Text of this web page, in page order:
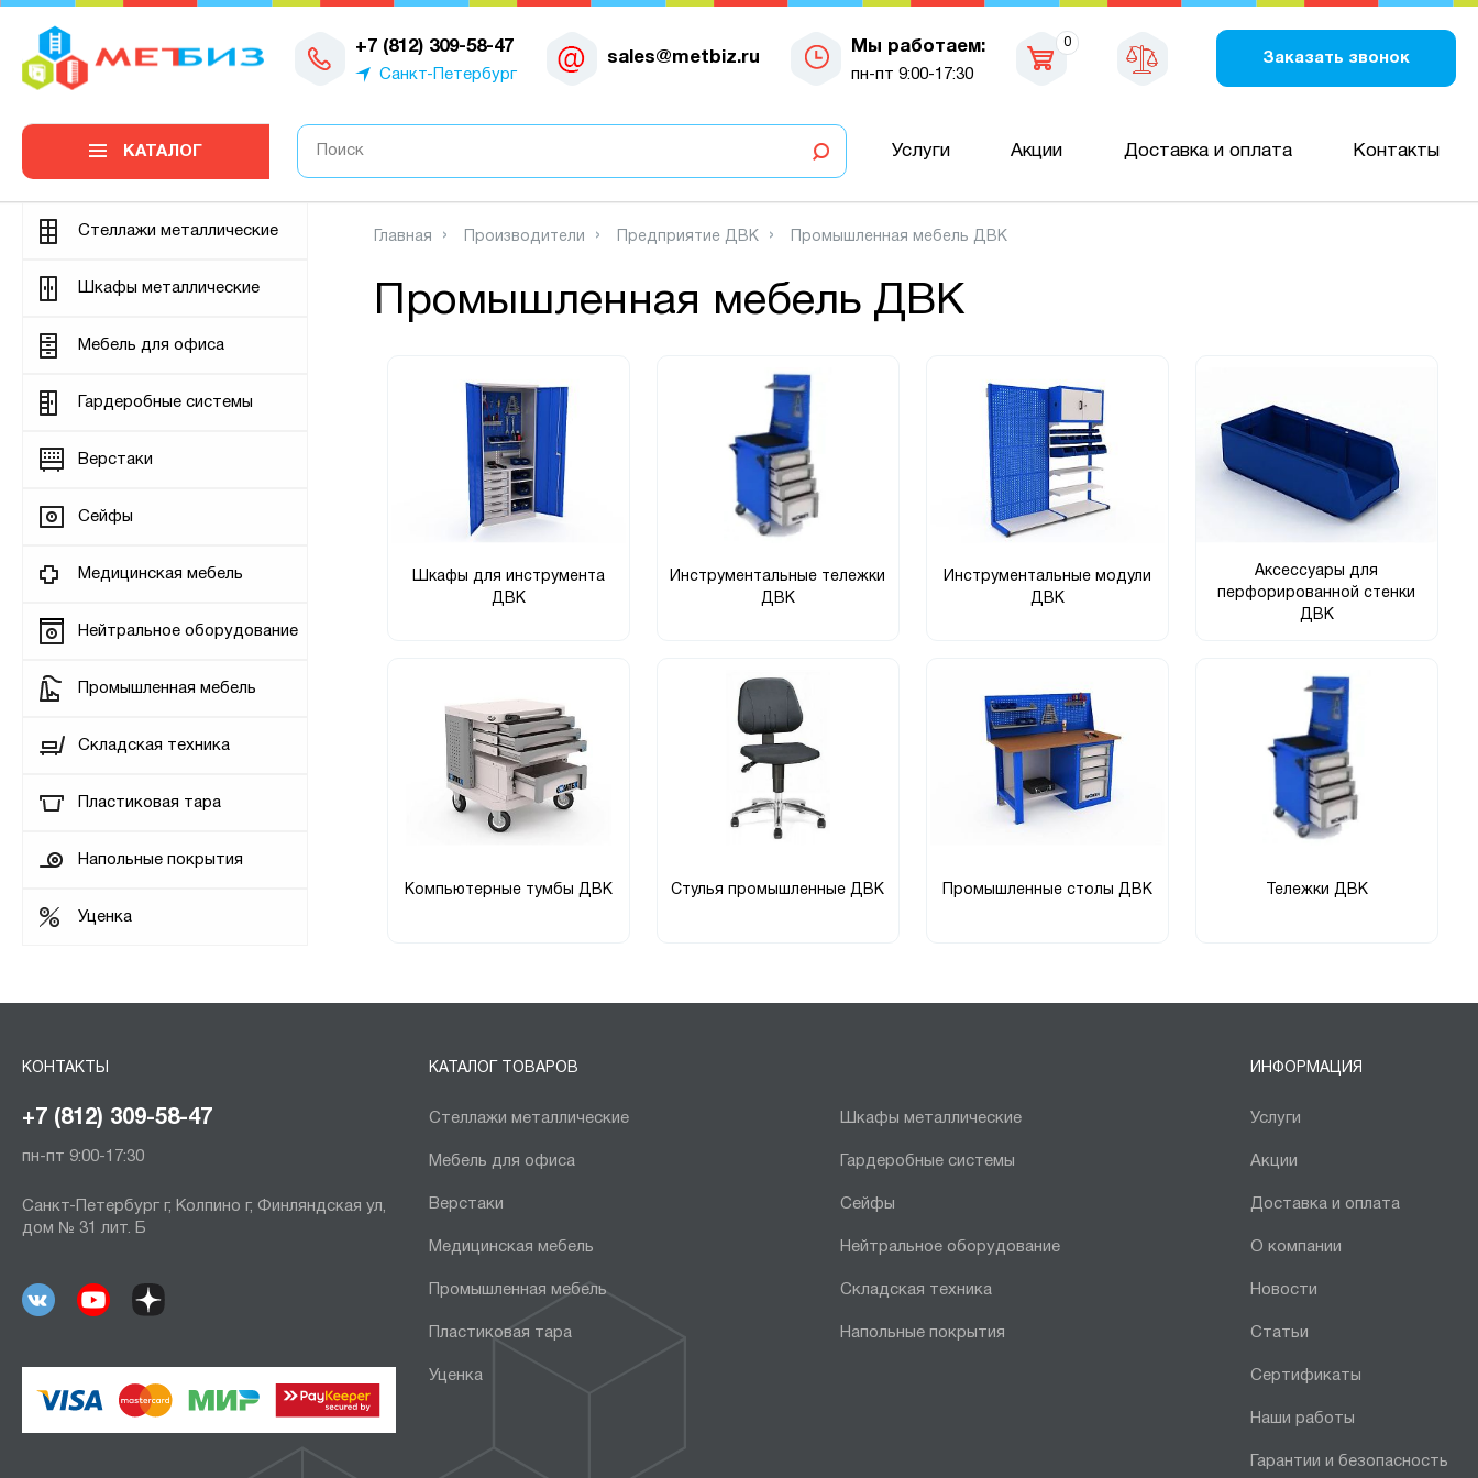
+7 (812) 309-58-47
Санкт-Петербург
sales@metbiz.ru
Мы работаем:
пн-пт 9:00-17:30
0
Заказать звонок
0
КАТАЛОГ Услуги Акции Доставка и оплата Контакты
Стеллажи металлические
Шкафы металлические
Мебель для офиса
Гардеробные системы
Верстаки
Сейфы
Медицинская мебель
Нейтральное оборудование
Промышленная мебель
Складская техника
Пластиковая тара
Напольные покрытия
Уценка
Главная Производители Предприятие ДВК Промышленная мебель ДВК
Промышленная мебель ДВК
Шкафы для инструмента
ДВК
Инструментальные тележки
ДВК
Инструментальные модули
ДВК
Аксессуары для
перфорированной стенки
ДВК
Компьютерные тумбы ДВК Стулья промышленные ДВК Промышленные столы ДВК Тележки ДВК
КОНТАКТЫ
+7 (812) 309-58-47
пн-пт 9:00-17:30
Санкт-Петербург г, Колпино г, Финляндская ул,
дом № 31 лит. Б
КАТАЛОГ ТОВАРОВ
Стеллажи металлические Шкафы металлические
Мебель для офиса Гардеробные системы
Верстаки Сейфы
Медицинская мебель Нейтральное оборудование
Промышленная мебель Складская техника
Пластиковая тара Напольные покрытия
Уценка
ИНФОРМАЦИЯ
Услуги
Акции
Доставка и оплата
О компании
Новости
Статьи
Сертификаты
Наши работы
Гарантии и безопасность